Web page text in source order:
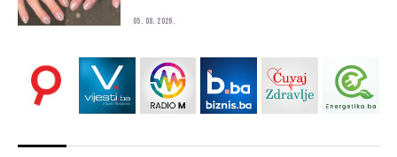
05. 08. 2026.